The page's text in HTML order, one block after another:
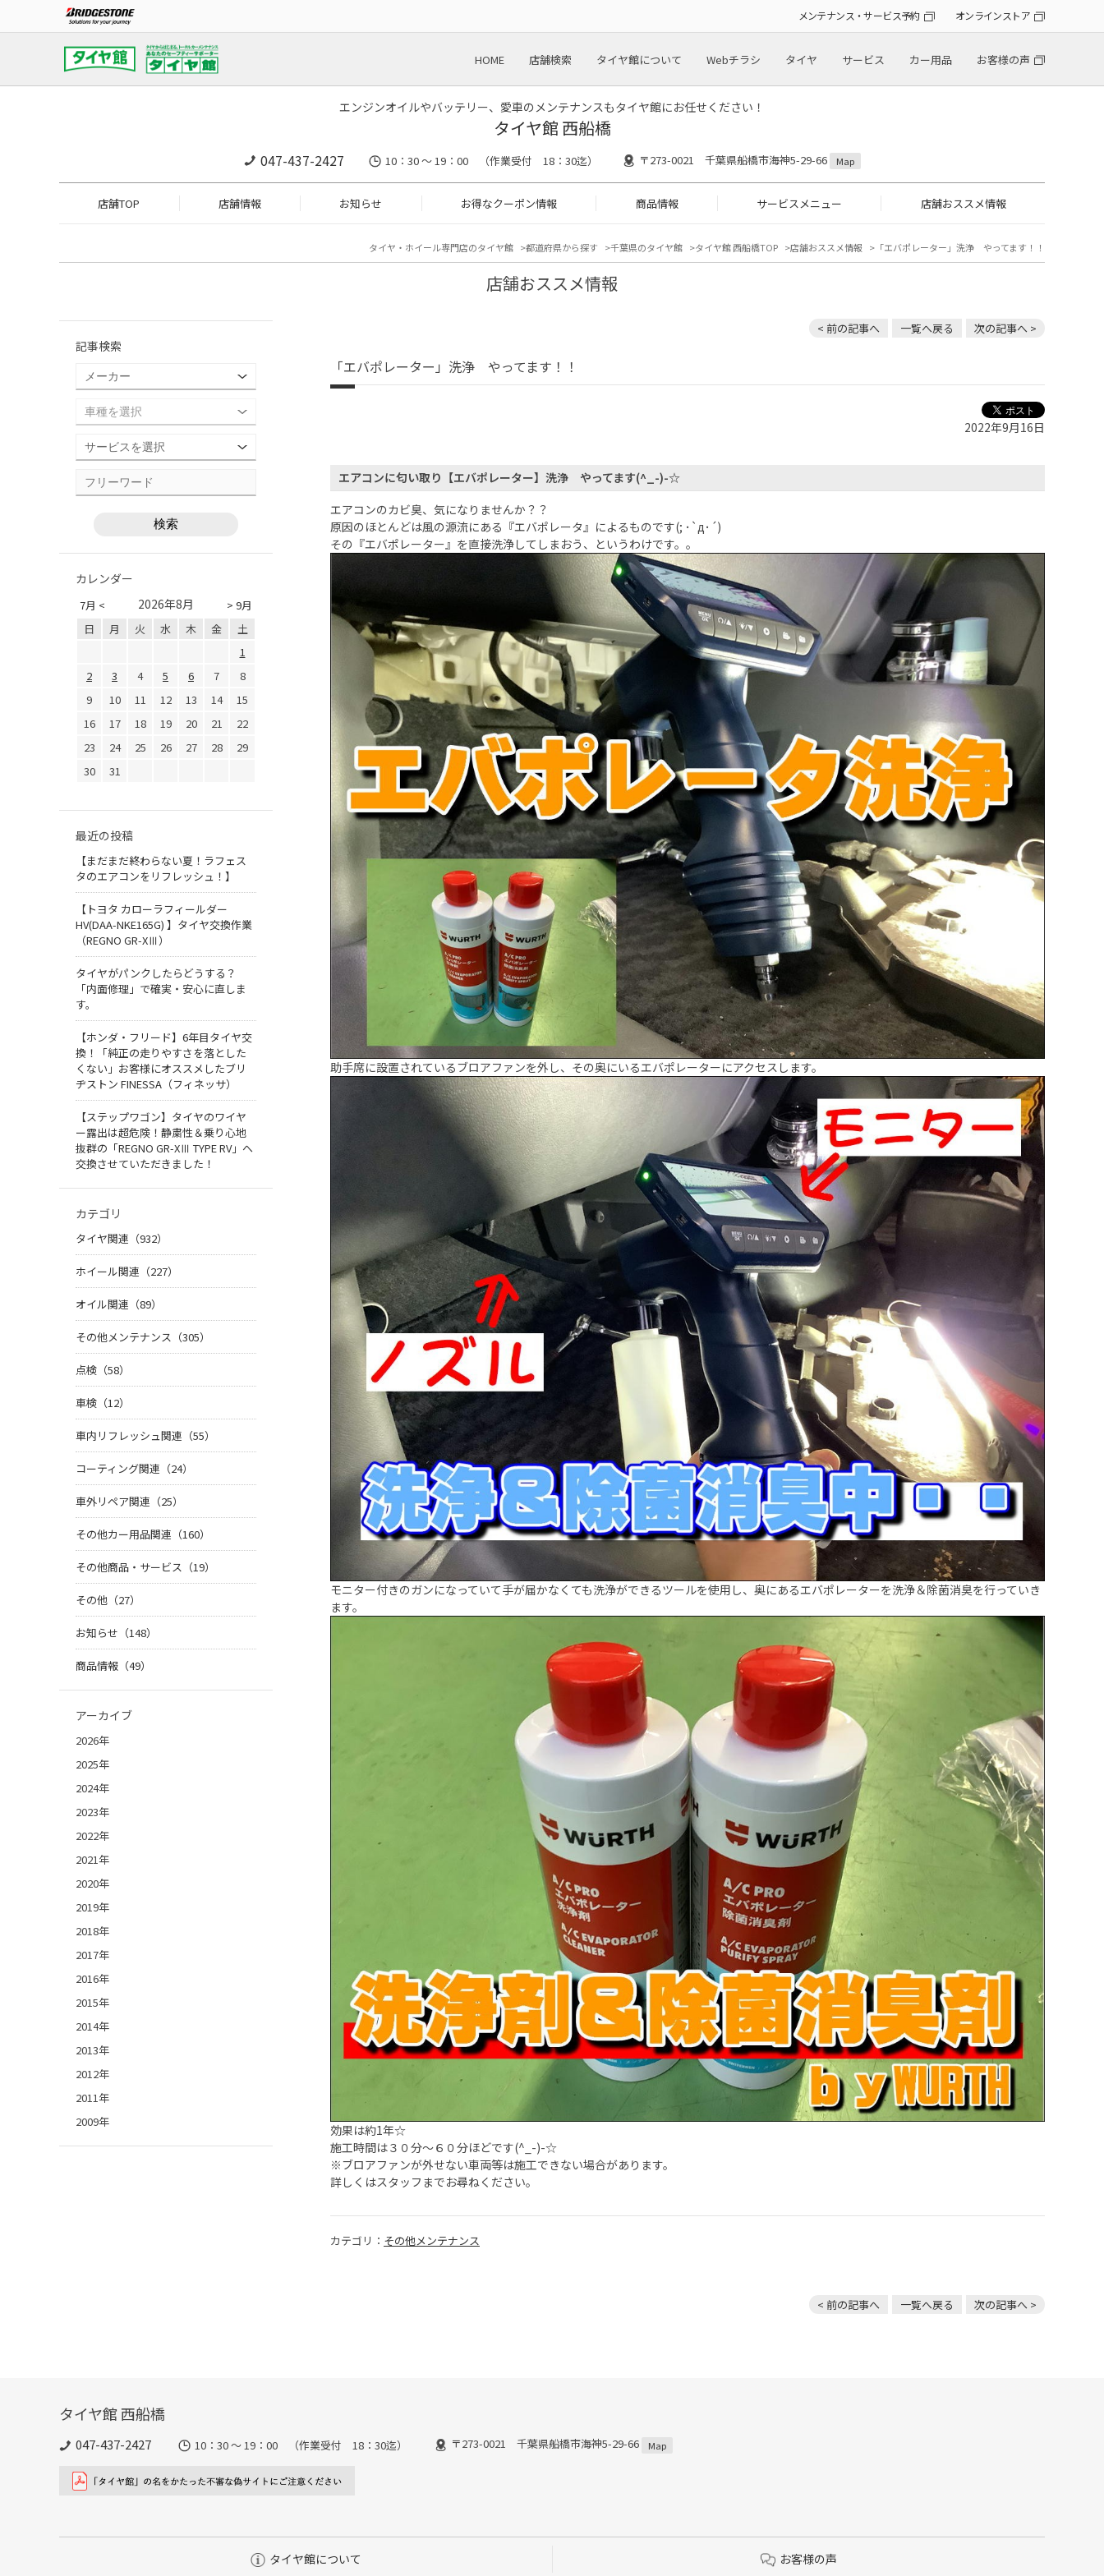
メンテナンス・サービス予約 オンラインストア
HOME 店舗検索 タイヤ館について Webチラシ タイヤ サービス カー用品 お客様の声
エンジンオイルやバッテリー、愛車のメンテナンスもタイヤ館にお任せください！
タイヤ館 西船橋
047-437-2427 10：30 ～ 19：00 （作業受付 18：30迄） 〒273-0021 千葉県船橋市海神5-29-66 Map
店舗TOP 店舗情報 お知らせ お得なクーポン情報 商品情報 サービスメニュー 店舗おススメ情報
タイヤ・ホイール専門店のタイヤ館 都道府県から探す 千葉県のタイヤ館 タイヤ館 西船橋TOP 店舗おススメ情報 「エバポレーター」洗浄 やってます！！
店舗おススメ情報
< 前の記事へ 一覧へ戻る 次の記事へ >
「エバポレーター」洗浄 やってます！！
2022年9月16日
エアコンに匂い取り【エバポレーター】洗浄 やってます(^_-)-☆
エアコンのカビ臭、気になりませんか？？
原因のほとんどは風の源流にある『エバポレータ』によるものです(; ･`д･´)
その『エバポレーター』を直接洗浄してしまおう、というわけです。。
助手席に設置されているブロアファンを外し、その奥にいるエバポレーターにアクセスします。
モニター付きのガンになっていて手が届かなくても洗浄ができるツールを使用し、奥にあるエバポレーターを洗浄＆除菌消臭を行っていき
ます。
効果は約1年☆
施工時間は３０分～６０分ほどです(^_-)-☆
※ブロアファンが外せない車両等は施工できない場合があります。
詳しくはスタッフまでお尋ねください。
カテゴリ： その他メンテナンス
< 前の記事へ 一覧へ戻る 次の記事へ >
記事検索
カレンダー
7月 < > 9月
2026年8月
日 月 火 水 木 金
土
1
2
3 4 5 6 7
8
9
10 11 12 13 14
15
16
17 18 19 20 21
22
23
24 25 26 27 28
29
30
31
最近の投稿
【まだまだ終わらない夏！ラフェス
タのエアコンをリフレッシュ！】
【トヨタ カローラフィールダー
HV(DAA-NKE165G) 】タイヤ交換作業
（REGNO GR-XⅢ）
タイヤがパンクしたらどうする？
「内面修理」で確実・安心に直しま
す。
【ホンダ・フリード】6年目タイヤ交
換！「純正の走りやすさを落とした
くない」お客様にオススメしたブリ
ヂストン FINESSA（フィネッサ）
【ステップワゴン】タイヤのワイヤ
ー露出は超危険！静粛性＆乗り心地
抜群の「REGNO GR-XⅢ TYPE RV」へ
交換させていただきました！
カテゴリ
タイヤ関連（932）
ホイール関連（227）
オイル関連（89）
その他メンテナンス（305）
点検（58）
車検（12）
車内リフレッシュ関連（55）
コーティング関連（24）
車外リペア関連（25）
その他カー用品関連（160）
その他商品・サービス（19）
その他（27）
お知らせ（148）
商品情報（49）
アーカイブ
2026年
2025年
2024年
2023年
2022年
2021年
2020年
2019年
2018年
2017年
2016年
2015年
2014年
2013年
2012年
2011年
2009年
タイヤ館 西船橋
047-437-2427 10：30 ～ 19：00 （作業受付 18：30迄） 〒273-0021 千葉県船橋市海神5-29-66 Map
タイヤ館について お客様の声